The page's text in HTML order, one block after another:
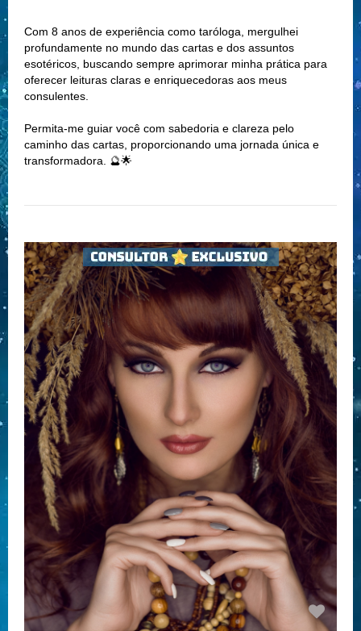
Com 8 anos de experiência como taróloga, mergulhei
profundamente no mundo das cartas e dos assuntos
esotéricos, buscando sempre aprimorar minha prática para
oferecer leituras claras e enriquecedoras aos meus
consulentes.
Permita-me guiar você com sabedoria e clareza pelo
caminho das cartas, proporcionando uma jornada única e
transformadora. 🔮🌟